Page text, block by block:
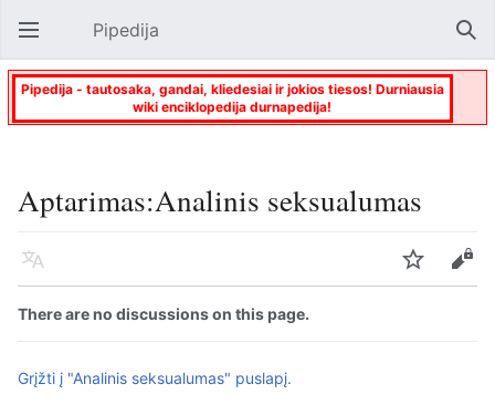
Atverti pagrindinį meniu Pipedija
Pipedija - tautosaka, gandai, kliedesiai ir jokios tiesos! Durniausia
wiki enciklopedija durnapedija!
Aptarimas:Analinis seksualumas
Kalba Stebėti Keisti
There are no discussions on this page.
Grįžti į "Analinis seksualumas" puslapį.